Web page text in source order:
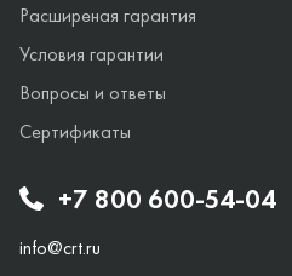
+7 800 600-54-04
info@crt.ru
Расширеная гарантия
Условия гарантии
Вопросы и ответы
Сертификаты